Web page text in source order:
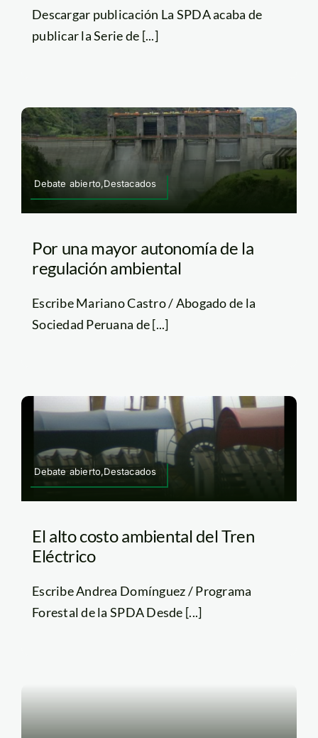
Descargar publicación La SPDA acaba de
publicar la Serie de [...]
Debate abierto,Destacados
Por una mayor autonomía de la
regulación ambiental
Escribe Mariano Castro / Abogado de la
Sociedad Peruana de [...]
Debate abierto,Destacados
El alto costo ambiental del Tren
Eléctrico
Escribe Andrea Domínguez / Programa
Forestal de la SPDA Desde [...]